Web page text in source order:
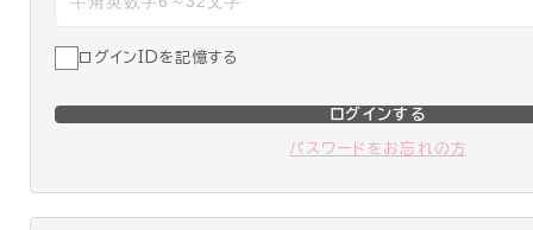
ログインIDを記憶する
ログインする
パスワードをお忘れの方